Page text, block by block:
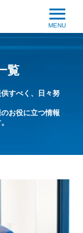
MENU
覧
すべく、日々努
お役に立つ情報